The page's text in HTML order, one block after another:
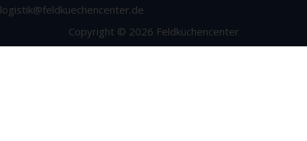
logistik@feldkuechencenter.de
Copyright © 2026 Feldküchencenter